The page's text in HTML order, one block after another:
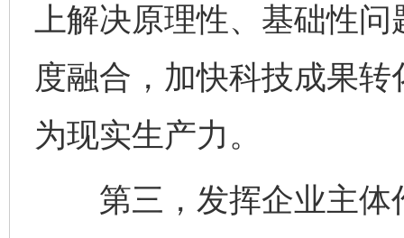
上解决原理性、基础性
度融合，加快科技成果
为现实生产力。
第三，发挥企业主体